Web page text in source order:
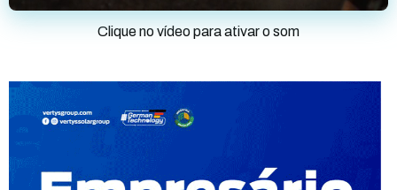
Clique no vídeo para ativar o som